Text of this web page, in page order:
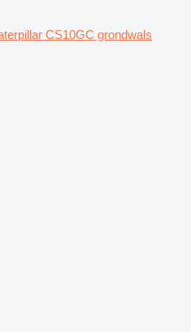
CS10GC grondwals